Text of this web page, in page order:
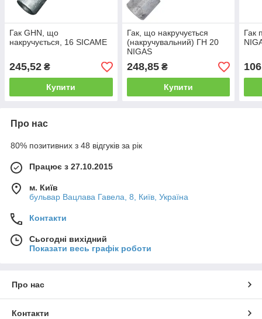
Гак GHN, що
накручується, 16 SICAME
245,52 ₴
Купити
Гак, що накручується
(накручувальний) ГН 20
NIGAS
248,85₴
Купити
Гак
Про нас
80% позитивних з 48 відгуків за рік
Працює з 27.10.2015
м. Київ
бульвар Вацлава Гавела, 8, Київ, Україна
Контакти
Сьогодні вихідний
Показати весь графік роботи
Про нас
Контакти